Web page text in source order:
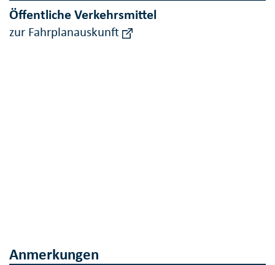
Öffentliche Verkehrsmittel
zur Fahrplanauskunft
Anmerkungen